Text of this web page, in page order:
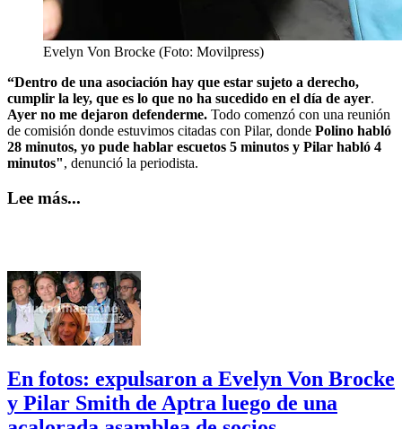
Evelyn Von Brocke (Foto: Movilpress)
“Dentro de una asociación hay que estar sujeto a derecho,
cumplir la ley, que es lo que no ha sucedido en el día de ayer.
Ayer no me dejaron defenderme. Todo comenzó con una reunión
de comisión donde estuvimos citadas con Pilar, donde Polino habló
28 minutos, yo pude hablar escuetos 5 minutos y Pilar habló 4
minutos", denunció la periodista.
Lee más...
En fotos: expulsaron a Evelyn Von Brocke
y Pilar Smith de Aptra luego de una